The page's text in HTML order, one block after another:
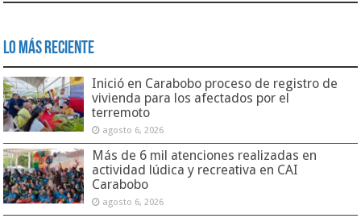
Lo Más Reciente
Inició en Carabobo proceso de registro de
vivienda para los afectados por el
terremoto
agosto 6, 2026
Más de 6 mil atenciones realizadas en
actividad lúdica y recreativa en CAI
Carabobo
agosto 6, 2026